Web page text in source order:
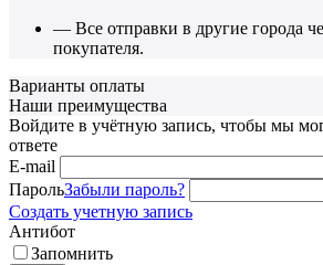
— Все отправки в другие города
покупателя.
Варианты оплаты
Наши преимущества
Войдите в учётную запись, чтобы мы
ответе
E-mail
ПарольЗабыли пароль?
Создать учетную запись
Антибот
Запомнить